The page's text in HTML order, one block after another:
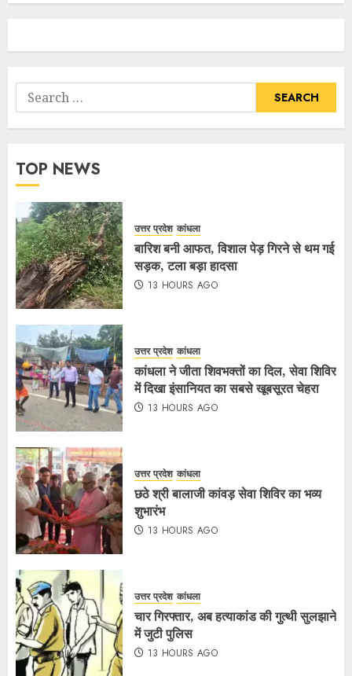
TOP NEWS
उत्तर प्रदेश कांधला
बारिश बनी आफत, विशाल पेड़ गिरने से थम गई
सड़क, टला बड़ा हादसा
13 HOURS AGO
उत्तर प्रदेश कांधला
कांधला ने जीता शिवभक्तों का दिल, सेवा शिविर
में दिखा इंसानियत का सबसे खूबसूरत चेहरा
13 HOURS AGO
उत्तर प्रदेश कांधला
छठे श्री बालाजी कांवड़ सेवा शिविर का भव्य
शुभारंभ
13 HOURS AGO
उत्तर प्रदेश कांधला
चार गिरफ्तार, अब हत्याकांड की गुत्थी सुलझाने
में जुटी पुलिस
13 HOURS AGO